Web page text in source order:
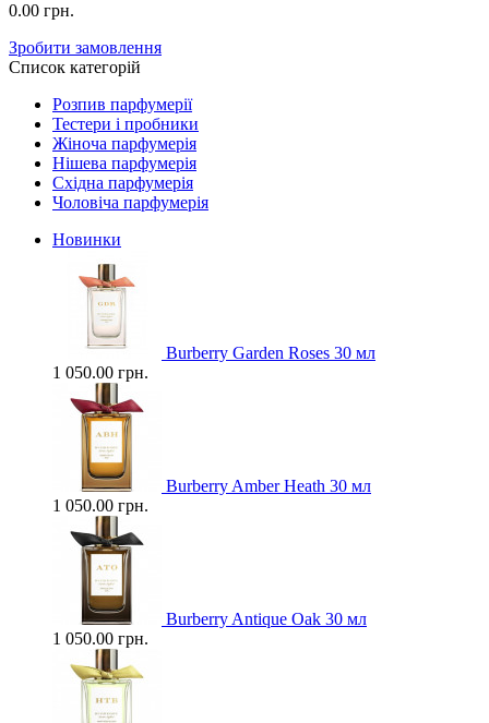
0.00 грн.
Зробити замовлення
Список категорій
Розпив парфумерії
Тестери і пробники
Жіноча парфумерія
Нішева парфумерія
Східна парфумерія
Чоловіча парфумерія
Новинки
Burberry Garden Roses 30 мл
1 050.00 грн.
Burberry Amber Heath 30 мл
1 050.00 грн.
Burberry Antique Oak 30 мл
1 050.00 грн.